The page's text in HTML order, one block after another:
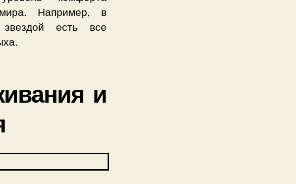
Например, в
есть все
и